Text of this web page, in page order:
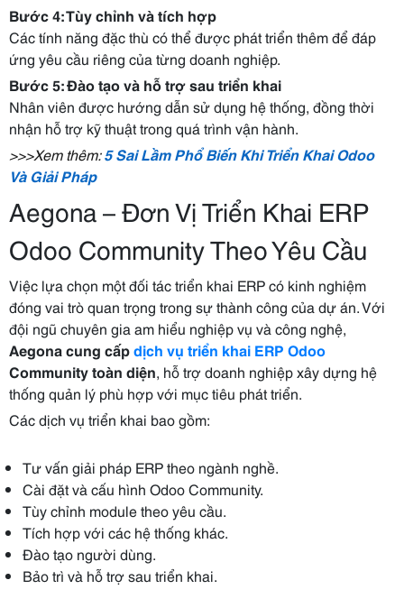
Bước 4: Tùy chỉnh và tích hợp
Các tính năng đặc thù có thể được phát triển thêm để đáp
ứng yêu cầu riêng của từng doanh nghiệp.
Bước 5: Đào tạo và hỗ trợ sau triển khai
Nhân viên được hướng dẫn sử dụng hệ thống, đồng thời
nhận hỗ trợ kỹ thuật trong quá trình vận hành.
>>>Xem thêm: 5 Sai Lầm Phổ Biến Khi Triển Khai Odoo
Và Giải Pháp
Aegona – Đơn Vị Triển Khai ERP
Odoo Community Theo Yêu Cầu
Việc lựa chọn một đối tác triển khai ERP có kinh nghiệm
đóng vai trò quan trọng trong sự thành công của dự án. Với
đội ngũ chuyên gia am hiểu nghiệp vụ và công nghệ,
Aegona cung cấpdịch vụ triển khai ERP Odoo
Community toàn diện, hỗ trợ doanh nghiệp xây dựng hệ
thống quản lý phù hợp với mục tiêu phát triển.
Các dịch vụ triển khai bao gồm:
Tư vấn giải pháp ERP theo ngành nghề.
Cài đặt và cấu hình Odoo Community.
Tùy chỉnh module theo yêu cầu.
Tích hợp với các hệ thống khác.
Đào tạo người dùng.
Bảo trì và hỗ trợ sau triển khai.